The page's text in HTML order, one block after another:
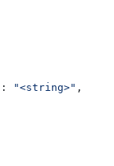
: "<string>" ,